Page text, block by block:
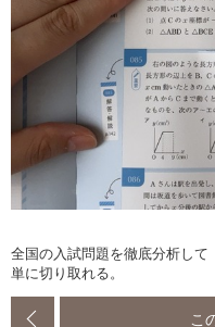
全国の入試問題を徹底分析し
単に切り取れる。
こ